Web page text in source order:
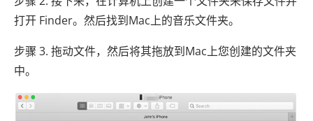
打开 Finder。然后找到Mac上的音乐文件夹。
步骤 3. 拖动文件，然后将其拖放到Mac上您创建的文件夹
中。